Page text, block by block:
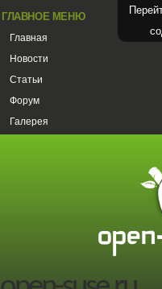
ГЛАВНОЕ МЕНЮ
Главная
Новости
Статьи
Форум
Галерея